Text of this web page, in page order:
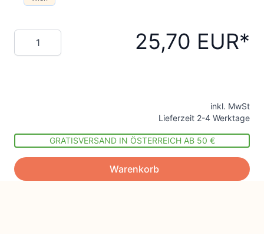
Menge 25,70 EUR
inkl. MwSt
Lieferzeit 2-4 Werktage
GRATISVERSAND IN ÖSTERREICH AB 50 €
Warenkorb